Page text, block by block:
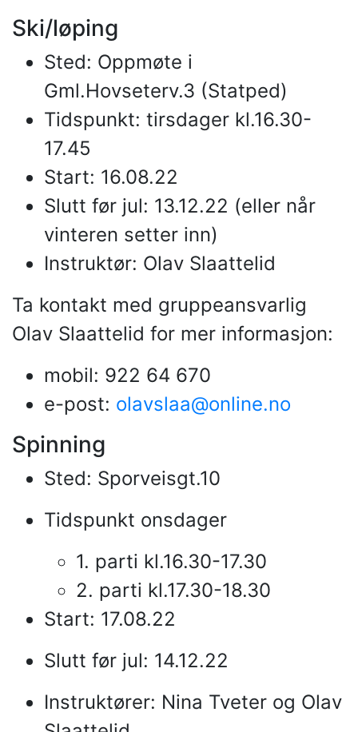
Ski/løping
Sted: Oppmøte i
Gml.Hovseterv.3 (Statped)
Tidspunkt: tirsdager kl.16.30-
17.45
Start: 16.08.22
Slutt før jul: 13.12.22 (eller når
vinteren setter inn)
Instruktør: Olav Slaattelid
Ta kontakt med gruppeansvarlig
Olav Slaattelid for mer informasjon:
mobil: 922 64 670
e-post: olavslaa@online.no
Spinning
Sted: Sporveisgt.10
Tidspunkt onsdager
1. parti kl.16.30-17.30
2. parti kl.17.30-18.30
Start: 17.08.22
Slutt før jul: 14.12.22
Instruktører: Nina Tveter og Olav